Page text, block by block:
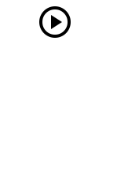
play_circle